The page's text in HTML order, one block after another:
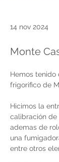
14 nov 2024
Monte
Hemos tenido
frigorifico de
Hicimos la
calibración de
ademas de
una
entre otros